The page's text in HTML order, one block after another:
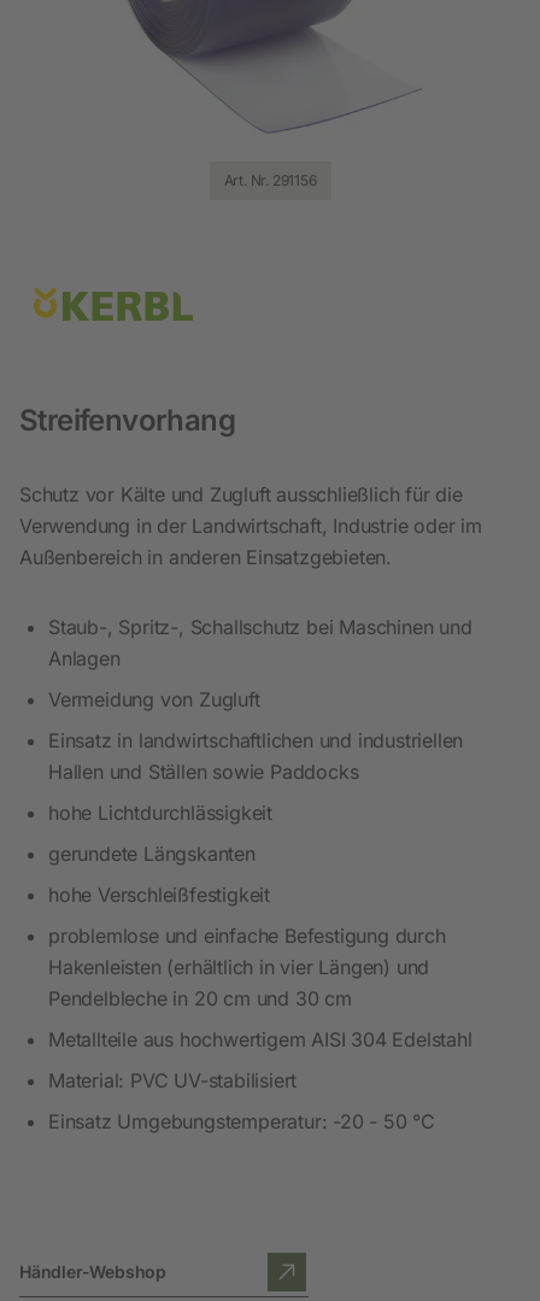
Art. Nr. 291156
Streifenvorhang
Schutz vor Kälte und Zugluft ausschließlich für die
Verwendung in der Landwirtschaft, Industrie oder im
Außenbereich in anderen Einsatzgebieten.
Staub-, Spritz-, Schallschutz bei Maschinen und
Anlagen
Vermeidung von Zugluft
Einsatz in landwirtschaftlichen und industriellen
Hallen und Ställen sowie Paddocks
hohe Lichtdurchlässigkeit
gerundete Längskanten
hohe Verschleißfestigkeit
problemlose und einfache Befestigung durch
Hakenleisten (erhältlich in vier Längen) und
Pendelbleche in 20 cm und 30 cm
Metallteile aus hochwertigem AISI 304 Edelstahl
Material: PVC UV-stabilisiert
Einsatz Umgebungstemperatur: -20 - 50 °C
Händler-Webshop